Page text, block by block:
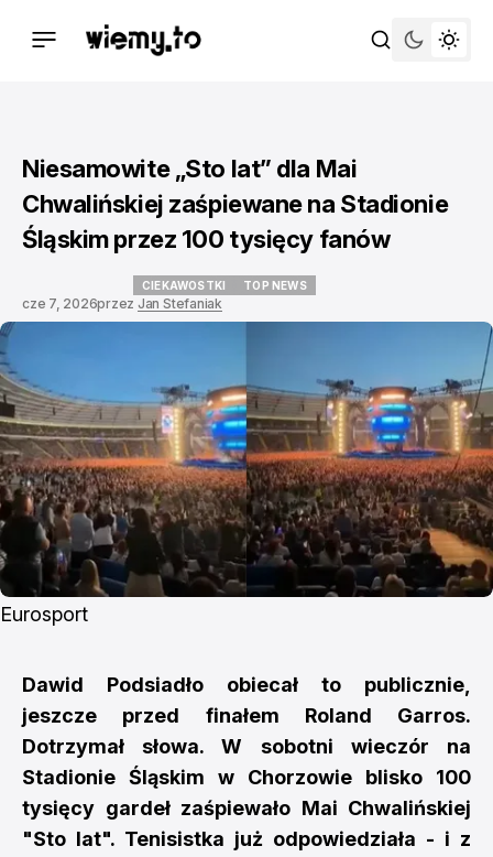
Niesamowite „Sto lat” dla Mai
Chwalińskiej zaśpiewane na Stadionie
Śląskim przez 100 tysięcy fanów
CIEKAWOSTKI TOP NEWS
cze 7, 2026przez Jan Stefaniak
Eurosport
Dawid Podsiadło obiecał to publicznie,
jeszcze przed finałem Roland Garros.
Dotrzymał słowa. W sobotni wieczór na
Stadionie Śląskim w Chorzowie blisko 100
tysięcy gardeł zaśpiewało Mai Chwalińskiej
"Sto lat". Tenisistka już odpowiedziała - i z